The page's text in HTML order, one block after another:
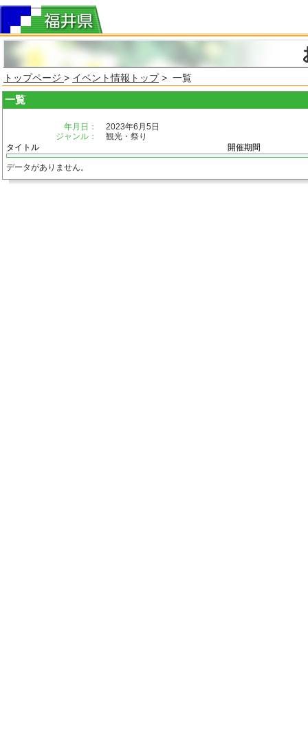
トップページ > イベント情報トップ> 一覧
一覧
年月日：
2023年6月5日
ジャンル：
観光・祭り
タイトル
開催期間
データがありません。